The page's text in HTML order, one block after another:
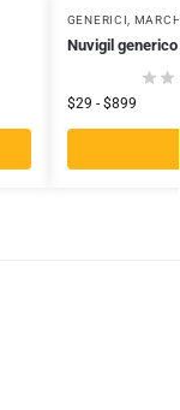
GENERICI
Nuvigil
$29 - $899